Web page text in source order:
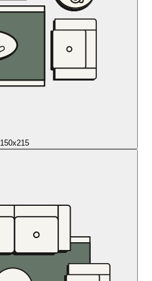
150x215